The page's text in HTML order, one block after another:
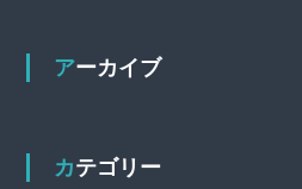
アーカイブ
カテゴリー